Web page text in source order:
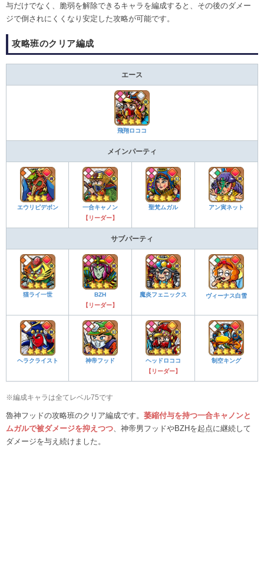
与だけでなく、脆弱を解除できるキャラを編成すると、その後のダメー
ジで倒されにくくなり安定した攻略が可能です。
攻略班のクリア編成
エース
飛翔ロココ
メインパーティ
エウリピデボン
一合キャノン
【リーダー】
聖梵ムガル アン寅ネット
サブパーティ
猫ライ一世
BZH
【リーダー】
魔炎フェニックス ヴィーナス白雪
ヘラクライスト 神帝フッド
ヘッドロココ
【リーダー】
制空キング
※編成キャラは全てレベル75です
魯神フッドの攻略班のクリア編成です。 萎縮付与を持つ一合キャノンと
ムガルで被ダメージを抑えつつ、神帝男フッドやBZHを起点に継続して
ダメージを与え続けました。